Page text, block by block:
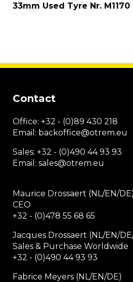
33mm Used Tyre Nr. M1170
Contact
Office: +32 - (0)89 430 218
Email: backoffice@otrem.eu
Sales: +32 - (0)490 44 93 93
Email: sales@otrem.eu
Maurice Drossaert (NL/EN/DE)
CEO
+32 - (0)478 55 68 65
Jacques Drossaert (NL/EN/
Sales & Purchase Worldwide
+32 - (0)490 44 93 93
Fabrice Meyers (NL/EN/DE)